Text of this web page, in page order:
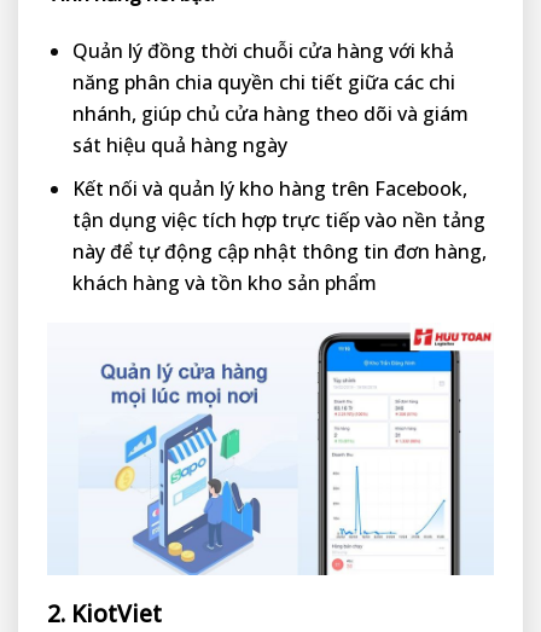
Quản lý đồng thời chuỗi cửa hàng với khả
năng phân chia quyền chi tiết giữa các chi
nhánh, giúp chủ cửa hàng theo dõi và giám
sát hiệu quả hàng ngày
Kết nối và quản lý kho hàng trên Facebook,
tận dụng việc tích hợp trực tiếp vào nền tảng
này để tự động cập nhật thông tin đơn hàng,
khách hàng và tồn kho sản phẩm
2. KiotViet